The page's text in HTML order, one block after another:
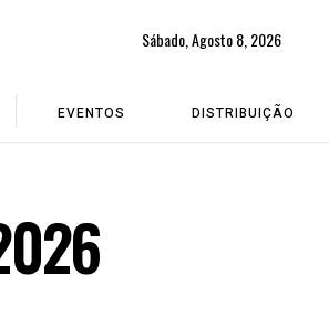
Sábado, Agosto 8, 2026
EVENTOS DISTRIBUIÇÃO